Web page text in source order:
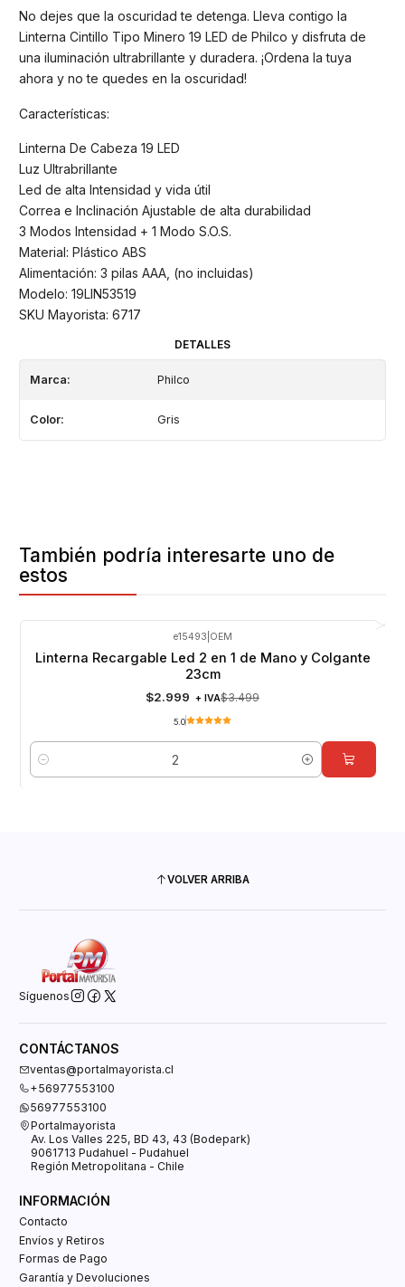
No dejes que la oscuridad te detenga. Lleva contigo la
Linterna Cintillo Tipo Minero 19 LED de Philco y disfruta de
una iluminación ultrabrillante y duradera. ¡Ordena la tuya
ahora y no te quedes en la oscuridad!
Características:
Linterna De Cabeza 19 LED
Luz Ultrabrillante
Led de alta Intensidad y vida útil
Correa e Inclinación Ajustable de alta durabilidad
3 Modos Intensidad + 1 Modo S.O.S.
Material: Plástico ABS
Alimentación: 3 pilas AAA, (no incluidas)
Modelo: 19LIN53519
SKU Mayorista: 6717
DETALLES
Marca: Philco
Color: Gris
También podría interesarte uno de
estos
e15493 OEM
Linterna Recargable Led 2 en 1 de Mano y Colgante
23cm
$2.999 + IVA$3.499
5.0
Cantidad
VOLVER ARRIBA
Síguenos
CONTÁCTANOS
ventas@portalmayorista.cl
+56977553100
56977553100
Portalmayorista
Av. Los Valles 225, BD 43, 43 (Bodepark)
9061713 Pudahuel - Pudahuel
Región Metropolitana - Chile
INFORMACIÓN
Contacto
Envíos y Retiros
Formas de Pago
Garantía y Devoluciones